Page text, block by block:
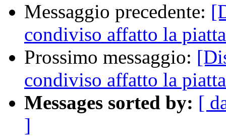
Messaggio precedente:
condiviso affatto la
Prossimo messaggio:
condiviso affatto la
Messages sorted by: [
]